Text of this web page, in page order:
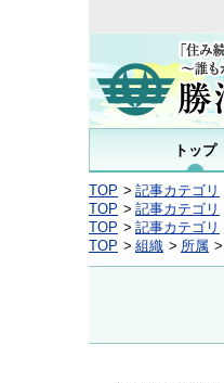
トップ
TOP 記事カテゴリ
TOP
記事カテゴリ
TOP
記事カテゴリ
TOP
組織 所属